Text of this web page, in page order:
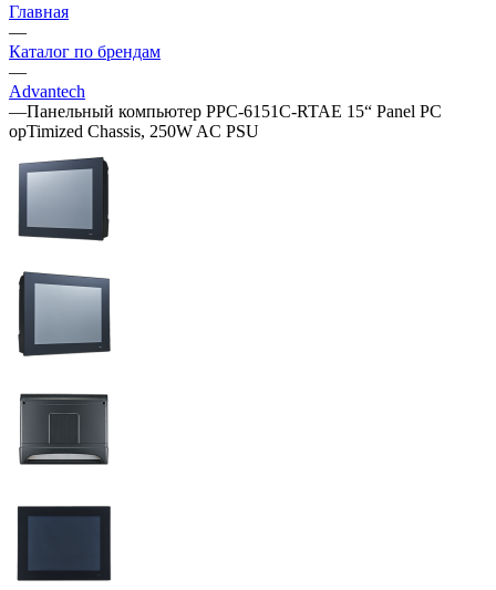
Главная
—
Каталог по брендам
—
Advantech
—Панельный компьютер PPC-6151C-RTAE 15“ Panel PC
opTimized Chassis, 250W AC PSU